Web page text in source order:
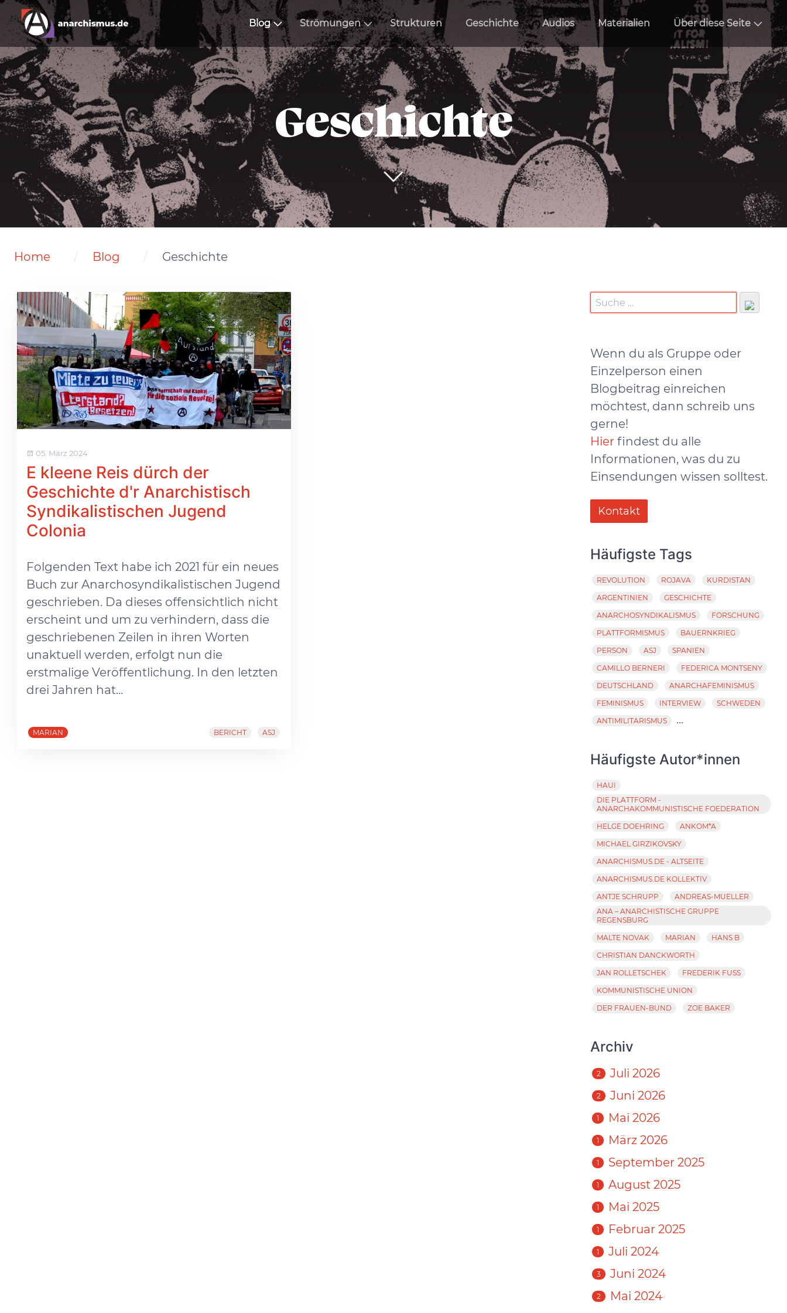
Blog Strömungen Strukturen Geschichte Audios Materialien Über diese Seite
Geschichte
Home Blog Geschichte
05. März 2024
E kleene Reis dürch der
Geschichte d'r Anarchistisch
Syndikalistischen Jugend
Colonia
Folgenden Text habe ich 2021 für ein neues
Buch zur Anarchosyndikalistischen Jugend
geschrieben. Da dieses offensichtlich nicht
erscheint und um zu verhindern, dass die
geschriebenen Zeilen in ihren Worten
unaktuell werden, erfolgt nun die
erstmalige Veröffentlichung. In den letzten
drei Jahren hat...
MARIAN BERICHT ASJ
Wenn du als Gruppe oder
Einzelperson einen
Blogbeitrag einreichen
möchtest, dann schreib uns
gerne!
Hier findest du alle
Informationen, was du zu
Einsendungen wissen solltest.
Kontakt
Häufigste Tags
REVOLUTION ROJAVA
KURDISTAN
ARGENTINIEN
GESCHICHTE
ANARCHOSYNDIKALISMUS
FORSCHUNG
PLATTFORMISMUS
BAUERNKRIEG
PERSON
ASJ
SPANIEN
CAMILLO BERNERI
FEDERICA MONTSENY
DEUTSCHLAND
ANARCHAFEMINISMUS
FEMINISMUS
INTERVIEW
SCHWEDEN
ANTIMILITARISMUS
...
Häufigste Autor*innen
HAUI
DIE PLATTFORM -
ANARCHAKOMMUNISTISCHE FOEDERATION
HELGE DOEHRING
ANKOM*A
MICHAEL GIRZIKOVSKY
ANARCHISMUS.DE - ALTSEITE
ANARCHISMUS.DE KOLLEKTIV
ANTJE SCHRUPP
ANDREAS-MUELLER
ANA – ANARCHISTISCHE GRUPPE
REGENSBURG
MALTE NOVAK
MARIAN
HANS B
CHRISTIAN DANCKWORTH
JAN ROLLETSCHEK
FREDERIK FUSS
KOMMUNISTISCHE UNION
DER FRAUEN-BUND
ZOE BAKER
Archiv
2 Juli 2026
2 Juni 2026
1 Mai 2026
1 März 2026
1 September 2025
1 August 2025
1 Mai 2025
1 Februar 2025
1 Juli 2024
3 Juni 2024
2
Mai 2024